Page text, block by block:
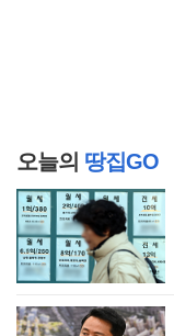
오늘의 땅집GO